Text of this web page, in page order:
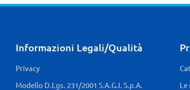
Informazioni Legali/Qualità
Privacy
Modello D.Lgs. 231/2001 S.A.G.I. S.p.A.